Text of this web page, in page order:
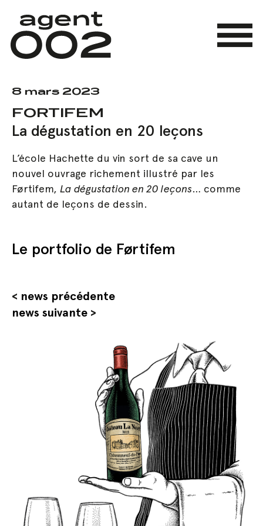
main
content
Menu
8 mars 2023
FORTIFEM
La dégustation en 20 leçons
L’école Hachette du vin sort de sa cave un
nouvel ouvrage richement illustré par les
Førtifem, La dégustation en 20 leçons… comme
autant de leçons de dessin.
Le portfolio de Førtifem
< news précédente
news suivante >